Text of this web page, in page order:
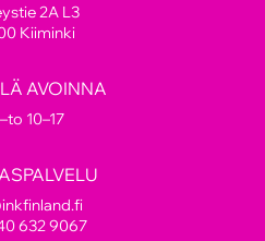
2A L3
Kiiminki
AVOINNA
10–17
632 9067